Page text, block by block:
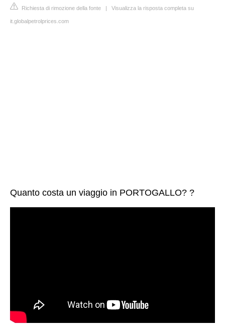
Richiesta di rimozione della fonte | Visualizza la risposta completa su
it.globalpetrolprices.com
Quanto costa un viaggio in PORTOGALLO? ?